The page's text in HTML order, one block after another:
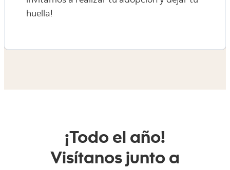
huella!
¡Todo el año!
Visítanos junto a